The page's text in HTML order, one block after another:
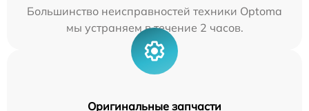
Большинство неисправностей техники Optoma
мы устраняем в течение 2 часов.
Оригинальные запчасти